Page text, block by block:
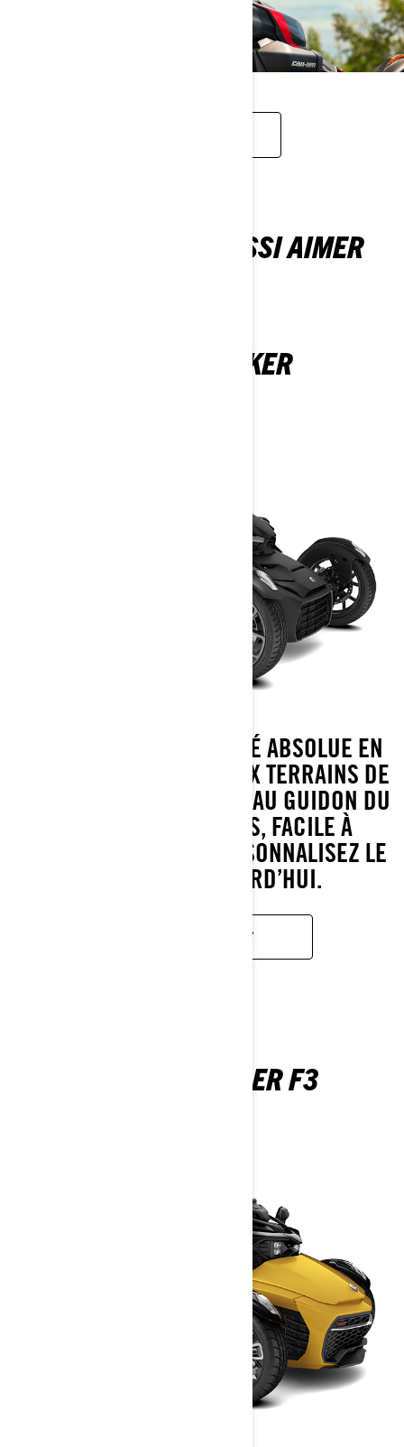
VOUS POURRIEZ AUSSI AIMER
CAN-AM RYKER
DÉCOUVREZ UNE LIBERTÉ ABSOLUE EN
EXPLORANT DE NOUVEAUX TERRAINS DE
JEU OÙ QUE VOUS ALLIEZ AU GUIDON DU
RYKER À TROIS ROUES, FACILE À
PRENDRE EN MAIN. PERSONNALISEZ LE
VÔTRE DÈS AUJOURD’HUI.
EN SAVOIR PLUS
CAN-AM SPYDER F3